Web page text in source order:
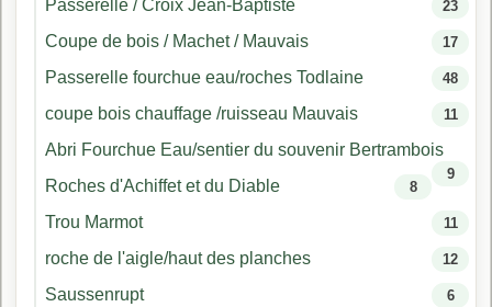
Passerelle / Croix Jean-Baptiste 23
Coupe de bois / Machet / Mauvais 17
Passerelle fourchue eau/roches Todlaine 48
coupe bois chauffage /ruisseau Mauvais 11
Abri Fourchue Eau/sentier du souvenir Bertrambois
9
Roches d'Achiffet et du Diable 8
Trou Marmot 11
roche de l'aigle/haut des planches 12
Saussenrupt 6